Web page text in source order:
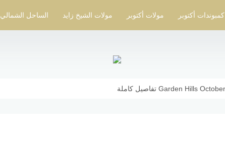
كمبوندات أكتوبر مولات أكتوبر مولات الشيخ زايد الساحل الشمالي